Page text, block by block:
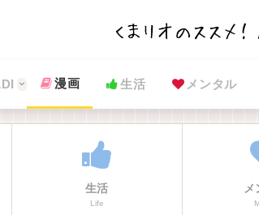
漫画 生活 メンタル
生活
Life
メ